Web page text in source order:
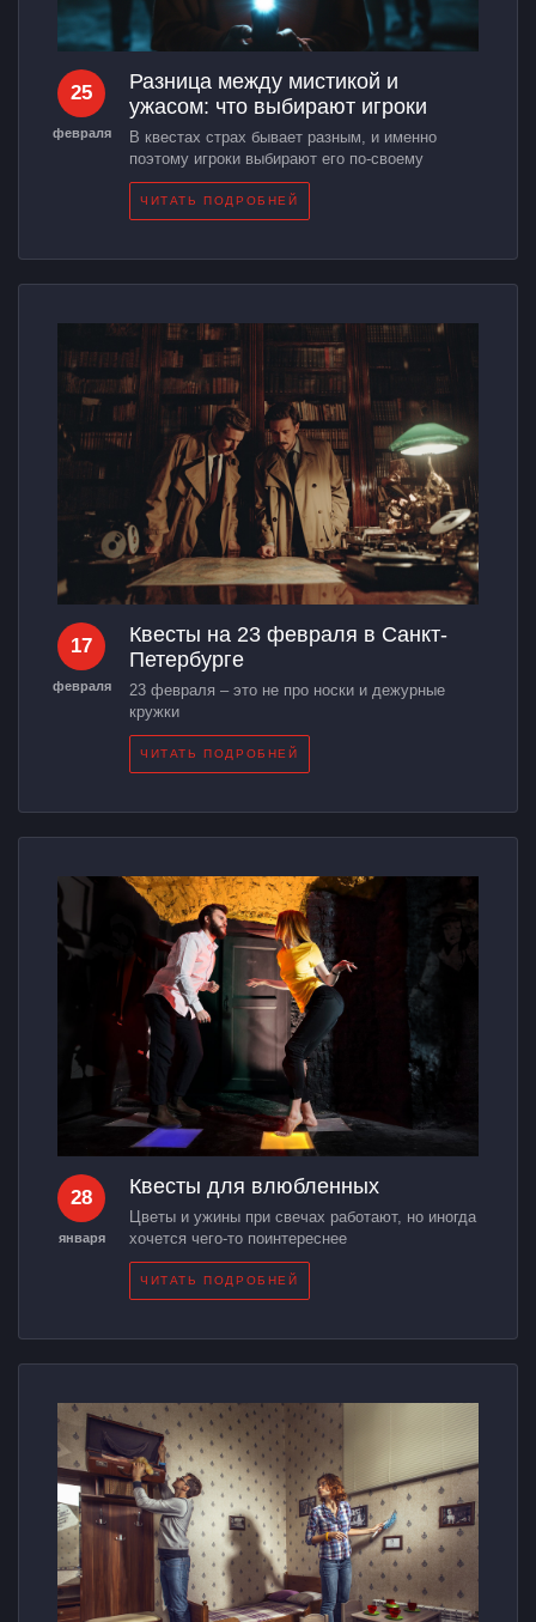
25
февраля
Разница между мистикой и
ужасом: что выбирают игроки
В квестах страх бывает разным, и именно
поэтому игроки выбирают его по-своему
ЧИТАТЬ ПОДРОБНЕЙ
17
февраля
Квесты на 23 февраля в Санкт-
Петербурге
23 февраля – это не про носки и дежурные
кружки
ЧИТАТЬ ПОДРОБНЕЙ
28
января
Квесты для влюбленных
Цветы и ужины при свечах работают, но иногда
хочется чего-то поинтереснее
ЧИТАТЬ ПОДРОБНЕЙ